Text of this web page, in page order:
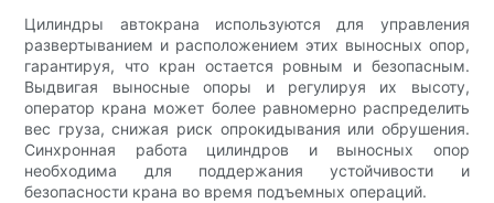
Цилиндры автокрана используются для управления
развертыванием и расположением этих выносных опор,
гарантируя, что кран остается ровным и безопасным.
Выдвигая выносные опоры и регулируя их высоту,
оператор крана может более равномерно распределить
вес груза, снижая риск опрокидывания или обрушения.
Синхронная работа цилиндров и выносных опор
необходима для поддержания устойчивости и
безопасности крана во время подъемных операций.